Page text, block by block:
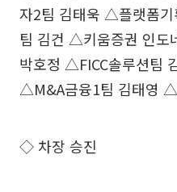
자2팀 김태욱 △플랫폼
팀 김건 △키움증권 인도
박호정 △FICC솔루션팀
△M&A금융1팀 김태영
◇ 차장 승진